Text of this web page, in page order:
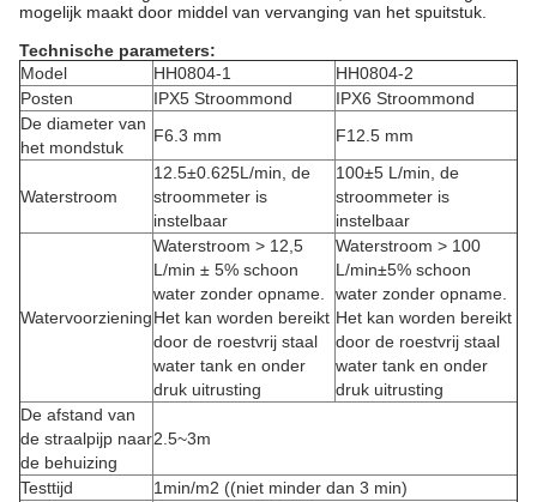
mogelijk maakt door middel van vervanging van het spuitstuk.
Technische parameters:
Model
HH0804-1
HH0804-2
Posten
IPX5 Stroommond
IPX6 Stroommond
De diameter van
het mondstuk
F6.3 mm F12.5 mm
Waterstroom
12.5±0.625L/min, de
stroommeter is
instelbaar
100±5 L/min, de
stroommeter is
instelbaar
Watervoorziening
Waterstroom > 12,5
L/min ± 5% schoon
water zonder opname.
Het kan worden bereikt
door de roestvrij staal
water tank en onder
druk uitrusting
Waterstroom > 100
L/min±5% schoon
water zonder opname.
Het kan worden bereikt
door de roestvrij staal
water tank en onder
druk uitrusting
De afstand van
de straalpijp naar
de behuizing
2.5~3m
Testtijd
1min/m2 ((niet minder dan 3 min)